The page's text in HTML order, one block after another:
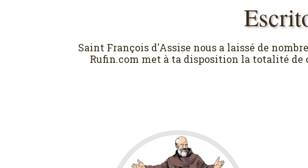
Saint François d'Assise nous a laissé de
Rufin.com met à ta disposition la totalité de